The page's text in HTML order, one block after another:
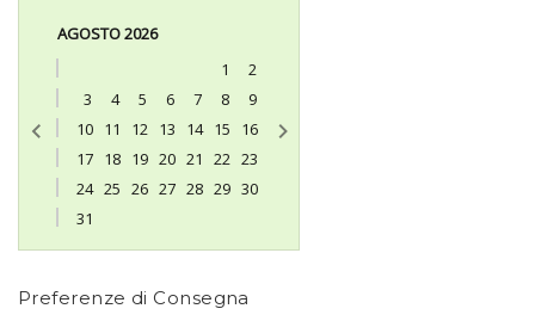
AGOSTO 2026
1
2
3
4 5 6 7 8
9
10 11 12 13 14 15
16
17 18 19 20 21 22 23
24 25 26 27 28 29 30
31
Preferenze di Consegna